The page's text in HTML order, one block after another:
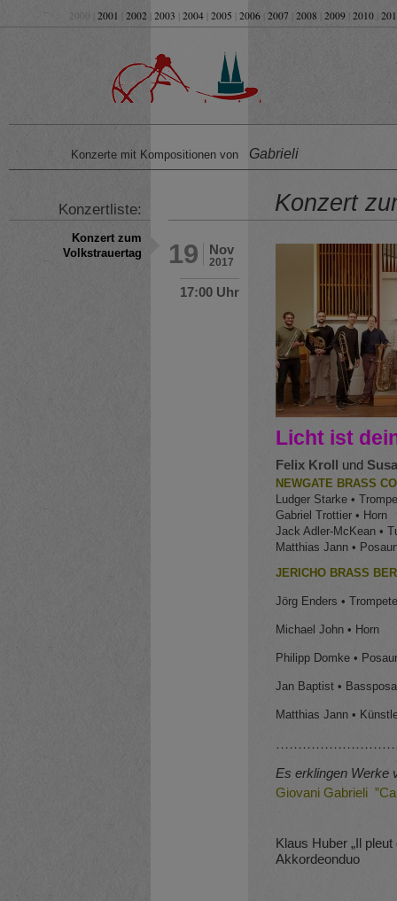
2000 | 2001 2002 2003 2004 2005 2006 2007 2008 2009 2010
Konzerte mit Kompositionen von Gabrieli
Konzert
Nov
2017
19
17:00 Uhr
Licht ist
Felix Kroll und
NEWGATE BRASS
Ludger Starke •
Gabriel Trottier • Horn
Jack Adler-McKean •
Matthias Jann •
JERICHO BRASS
Jörg Enders •
Michael John • Horn
Philipp Domke •
Jan Baptist •
Matthias Jann •
Es erklingen Werke
Giovani Gabrieli
Klaus Huber „Il
Akkordeonduo
Konzertliste:
Konzert zum
Volkstrauertag